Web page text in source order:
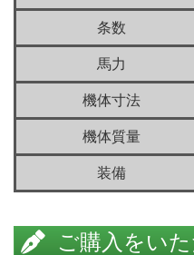
条数
馬力
機体寸法
機体質量
装備
ご購入をい